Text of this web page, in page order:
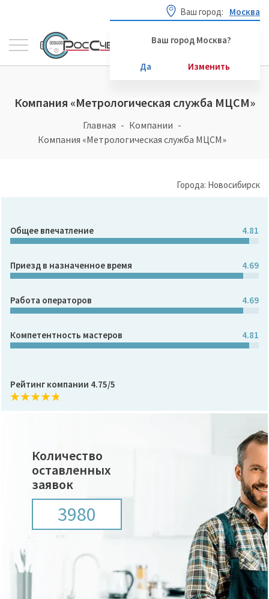
Ваш город: Москва
Ваш город Москва?
Да Изменить
Компания «Метрологическая служба МЦСМ»
Главная
Компании
Компания «Метрологическая служба МЦСМ»
Города: Новосибирск
Общее впечатление 4.81
Приезд в назначенное время 4.69
Работа операторов 4.69
Компетентность мастеров 4.81
Рейтинг компании 4.75/5
Количество
оставленных
заявок
3980